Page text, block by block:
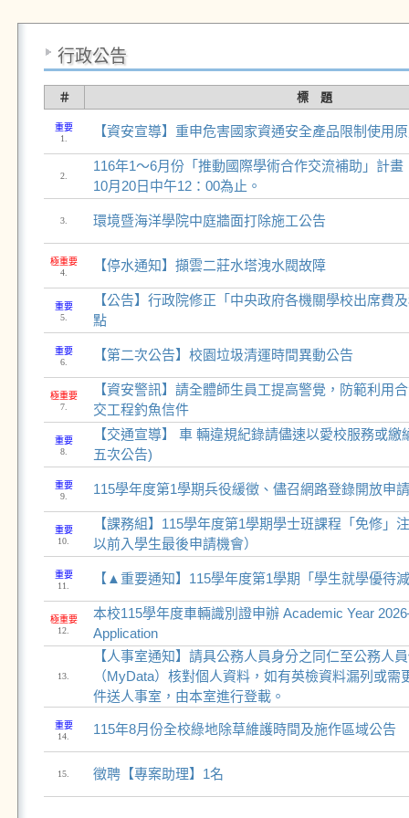
行政公告
＃ 標 題
重要
1.
【資安宣導】重申危害國家資通安全產品限制使用
2.
116年1～6月份「推動國際學術合作交流補助」計
10月20日中午12：00為止。
3. 環境暨海洋學院中庭牆面打除施工公告
極重要
4.
【停水通知】擷雲二莊水塔洩水閥故障
重要
5.
【公告】行政院修正「中央政府各機關學校出席費
點
重要
6.
【第二次公告】校園垃圾清運時間異動公告
極重要
7.
【資安警訊】請全體師生員工提高警覺，防範利用
交工程釣魚信件
重要
8.
【交通宣導】 車 輛違規紀錄請儘速以愛校服務或
五次公告)
重要
9.
115學年度第1學期兵役緩徵、儘召網路登錄開放申
重要
10.
【課務組】115學年度第1學期學士班課程「免修」
以前入學生最後申請機會）
重要
11.
【▲重要通知】115學年度第1學期「學生就學優待
極重要
12.
本校115學年度車輛識別證申辦 Academic Year
Application
13.
【人事室通知】請具公務人員身分之同仁至公務人
（MyData）核對個人資料，如有英檢資料漏列或需
件送人事室，由本室進行登載。
重要
14.
115年8月份全校綠地除草維護時間及施作區域公告
15. 徵聘【專案助理】1名